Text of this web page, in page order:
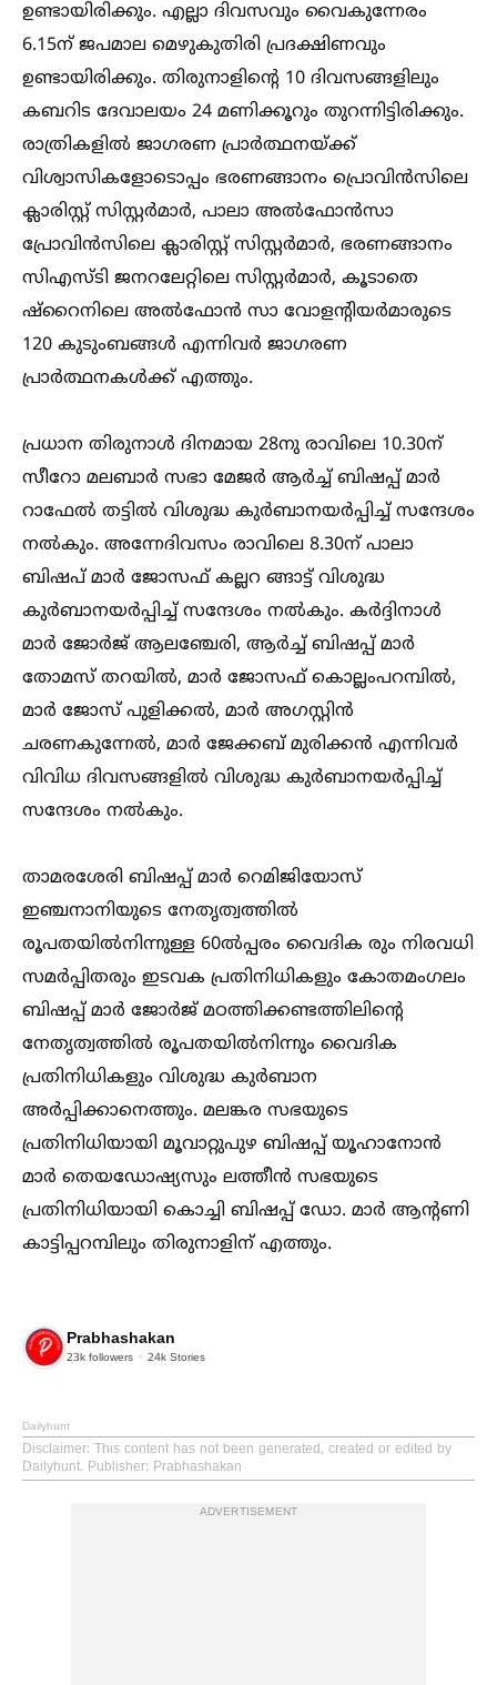
ഉണ്ടായിരിക്കും. എല്ലാ ദിവസവും വൈകുന്നേരം
6.15ന് ജപമാല മെഴുകുതിരി പ്രദക്ഷിണവും
ഉണ്ടായിരിക്കും. തിരുനാളിന്റെ 10 ദിവസങ്ങളിലും
കബറിട ദേവാലയം 24 മണിക്കൂറും തുറന്നിട്ടിരിക്കും.
രാത്രികളില്‍ ജാഗരണ പ്രാർത്ഥനയ്ക്ക്
വിശ്വാസികളോടൊപ്പം ഭരണങ്ങാനം പ്രൊവിൻസിലെ
ക്ലാരിസ്റ്റ് സിസ്റ്റർമാർ, പാലാ അല്‍ഫോൻസാ
പ്രോവിൻസിലെ ക്ലാരിസ്റ്റ് സിസ്റ്റർമാർ, ഭരണങ്ങാനം
സിഎസ്ട‌ി ജനറലേറ്റിലെ സിസ്റ്റർമാർ, കൂടാതെ
ഷ്റൈനിലെ അല്‍ഫോൻ സാ വോളന്റിയർമാരുടെ
120 കുടുംബങ്ങള്‍ എന്നിവർ ജാഗരണ
പ്രാർത്ഥനകള്‍ക്ക് എത്തും.
പ്രധാന തിരുനാള്‍ ദിനമായ 28നു രാവിലെ 10.30ന്
സീറോ മലബാർ സഭാ മേജർ ആർച്ച്‌ ബിഷപ്പ് മാർ
റാഫേല്‍ തട്ടില്‍ വിശുദ്ധ കുർബാനയർപ്പിച്ച്‌ സന്ദേശം
നല്‍കും. അന്നേദിവസം രാവിലെ 8.30ന് പാലാ
ബിഷപ് മാർ ജോസഫ് കല്ലറ ങ്ങാട്ട് വിശുദ്ധ
കുർബാനയർപ്പിച്ച്‌ സന്ദേശം നല്‍കും. കർദ്ദിനാള്‍
മാർ ജോർജ് ആലഞ്ചേരി, ആർച്ച്‌ ബിഷപ്പ് മാർ
തോമസ് തറയില്‍, മാർ ജോസഫ് കൊല്ലംപറമ്പില്‍,
മാർ ജോസ് പുളിക്കല്‍, മാർ അഗസ്റ്റിൻ
ചരണകുന്നേല്‍, മാർ ജേക്കബ് മുരിക്കൻ എന്നിവർ
വിവിധ ദിവസങ്ങളില്‍ വിശുദ്ധ കുർബാനയർപ്പിച്ച്‌
സന്ദേശം നല്‍കും.
താമരശേരി ബിഷപ്പ് മാർ റെമിജിയോസ്
ഇഞ്ചനാനിയുടെ നേതൃത്വത്തില്‍
രൂപതയില്‍നിന്നുള്ള 60ല്‍പ്പരം വൈദിക രും നിരവധി
സമർപ്പിതരും ഇടവക പ്രതിനിധികളും കോതമംഗലം
ബിഷപ്പ് മാർ ജോർജ് മഠത്തിക്കണ്ടത്തിലിന്റെ
നേതൃത്വത്തില്‍ രൂപതയില്‍നിന്നും വൈദിക
പ്രതിനിധികളും വിശുദ്ധ കുർബാന
അർപ്പിക്കാനെത്തും. മലങ്കര സഭയുടെ
പ്രതിനിധിയായി മൂവാറ്റുപുഴ ബിഷപ്പ് യൂഹാനോൻ
മാർ തെയഡോഷ്യസും ലത്തീൻ സഭയുടെ
പ്രതിനിധിയായി കൊച്ചി ബിഷപ്പ് ഡോ. മാർ ആൻ്റണി
കാട്ടിപ്പറമ്പിലും തിരുനാളിന് എത്തും.
Prabhashakan
23k followers 24k Stories
Dailyhunt
Disclaimer: This content has not been generated, created or edited by
Dailyhunt. Publisher: Prabhashakan
ADVERTISEMENT